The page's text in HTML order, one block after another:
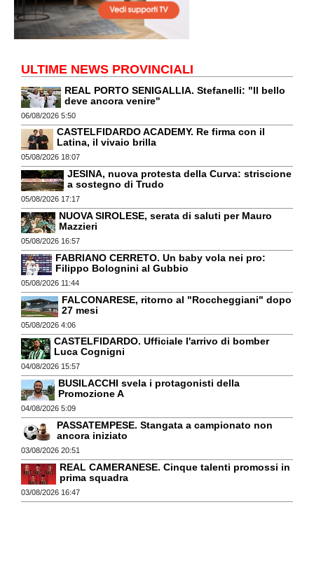
ULTIME NEWS PROVINCIALI
REAL PORTO SENIGALLIA. Stefanelli: "Il bello
deve ancora venire"
06/08/2026 5:50
CASTELFIDARDO ACADEMY. Re firma con il
Latina, il vivaio brilla
05/08/2026 18:07
JESINA, nuova protesta della Curva: striscione
a sostegno di Trudo
05/08/2026 17:17
NUOVA SIROLESE, serata di saluti per Mauro
Mazzieri
05/08/2026 16:57
FABRIANO CERRETO. Un baby vola nei pro:
Filippo Bolognini al Gubbio
05/08/2026 11:44
FALCONARESE, ritorno al "Roccheggiani" dopo
27 mesi
05/08/2026 4:06
CASTELFIDARDO. Ufficiale l'arrivo di bomber
Luca Cognigni
04/08/2026 15:57
BUSILACCHI svela i protagonisti della
Promozione A
04/08/2026 5:09
PASSATEMPESE. Stangata a campionato non
ancora iniziato
03/08/2026 20:51
REAL CAMERANESE. Cinque talenti promossi in
prima squadra
03/08/2026 16:47